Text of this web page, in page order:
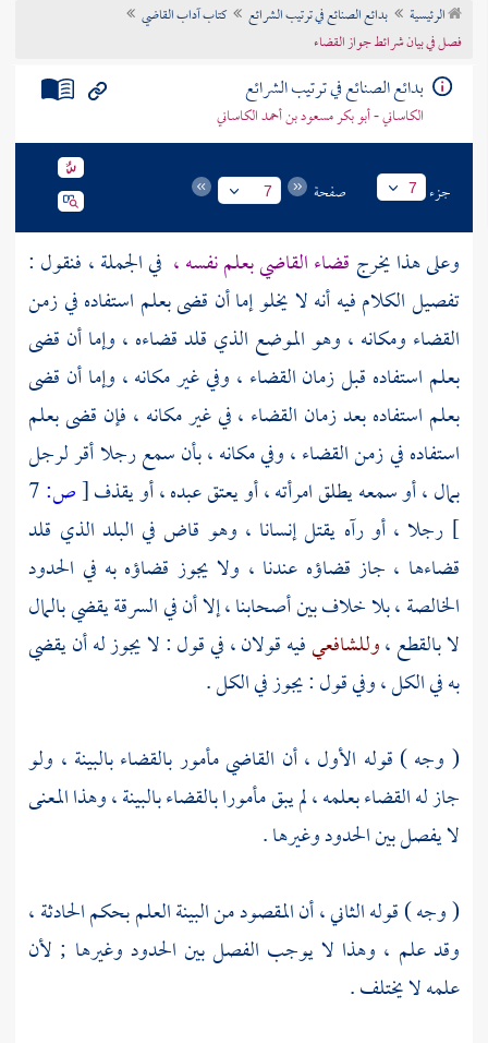
تراجم الأعلام
الرئيسية بدائع الصنائع في ترتيب الشرائع
كتاب آداب القاضي
فصل في بيان شرائط جواز القضاء
بدائع الصنائع في ترتيب الشرائع
الكاساني - أبو بكر مسعود بن أحمد الكاساني
جزء 7 صفحة 7
وعلى هذا يخرج قضاء القاضي بعلم نفسه ، في الجملة ، فنقول :
تفصيل الكلام فيه أنه لا يخلو إما أن قضى بعلم استفاده في زمن
القضاء ومكانه ، وهو الموضع الذي قلد قضاءه ، وإما أن قضى
بعلم استفاده قبل زمان القضاء ، وفي غير مكانه ، وإما أن قضى
بعلم استفاده بعد زمان القضاء ، في غير مكانه ، فإن قضى بعلم
استفاده في زمن القضاء ، وفي مكانه ، بأن سمع رجلا أقر لرجل
بمال ، أو سمعه يطلق امرأته ، أو يعتق عبده ، أو يقذف[ص:7
] رجلا ، أو رآه يقتل إنسانا ، وهو قاض في البلد الذي قلد
قضاءها ، جاز قضاؤه عندنا ، ولا يجوز قضاؤه به في الحدود
الخالصة ، بلا خلاف بين أصحابنا ، إلا أن في السرقة يقضي بالمال
لا بالقطع ،وللشافعيفيه قولان ، في قول : لا يجوز له أن يقضي
به في الكل ، وفي قول : يجوز في الكل .
( وجه ) قوله الأول ، أن القاضي مأمور بالقضاء بالبينة ، ولو
جاز له القضاء بعلمه ، لم يبق مأمورا بالقضاء بالبينة ، وهذا المعنى
لا يفصل بين الحدود وغيرها .
( وجه ) قوله الثاني ، أن المقصود من البينة العلم بحكم الحادثة ،
وقد علم ، وهذا لا يوجب الفصل بين الحدود وغيرها ; لأن
علمه لا يختلف .